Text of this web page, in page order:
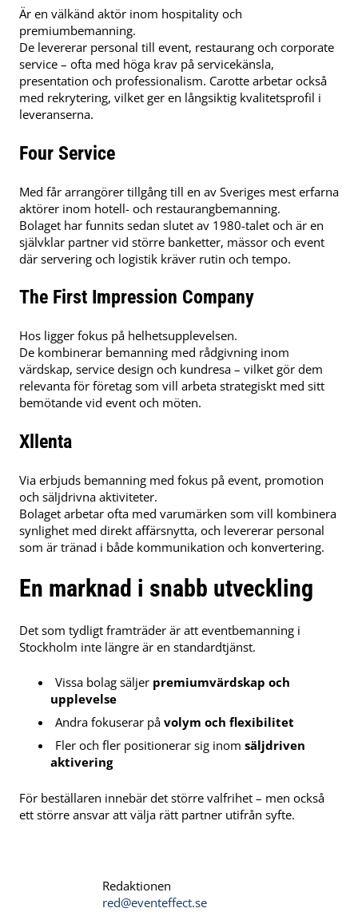
Är en välkänd aktör inom hospitality och
premiumbemanning.
De levererar personal till event, restaurang och corporate
service – ofta med höga krav på servicekänsla,
presentation och professionalism. Carotte arbetar också
med rekrytering, vilket ger en långsiktig kvalitetsprofil i
leveranserna.
Four Service
Med får arrangörer tillgång till en av Sveriges mest erfarna
aktörer inom hotell- och restaurangbemanning.
Bolaget har funnits sedan slutet av 1980-talet och är en
självklar partner vid större banketter, mässor och event
där servering och logistik kräver rutin och tempo.
The First Impression Company
Hos ligger fokus på helhetsupplevelsen.
De kombinerar bemanning med rådgivning inom
värdskap, service design och kundresa – vilket gör dem
relevanta för företag som vill arbeta strategiskt med sitt
bemötande vid event och möten.
Xllenta
Via erbjuds bemanning med fokus på event, promotion
och säljdrivna aktiviteter.
Bolaget arbetar ofta med varumärken som vill kombinera
synlighet med direkt affärsnytta, och levererar personal
som är tränad i både kommunikation och konvertering.
En marknad i snabb utveckling
Det som tydligt framträder är att eventbemanning i
Stockholm inte längre är en standardtjänst.
Vissa bolag säljer premiumvärdskap och
upplevelse
Andra fokuserar påvolym och flexibilitet
Fler och fler positionerar sig inomsäljdriven
aktivering
För beställaren innebär det större valfrihet – men också
ett större ansvar att välja rätt partner utifrån syfte.
Redaktionen
red@eventeffect.se